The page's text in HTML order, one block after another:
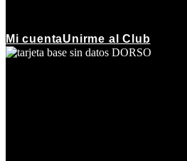
Mi cuentaUnirme al Club